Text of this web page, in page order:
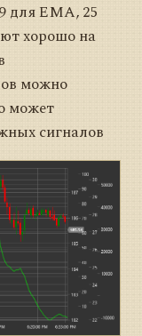
для EMA, 25
хорошо на
можно
может
сигналов